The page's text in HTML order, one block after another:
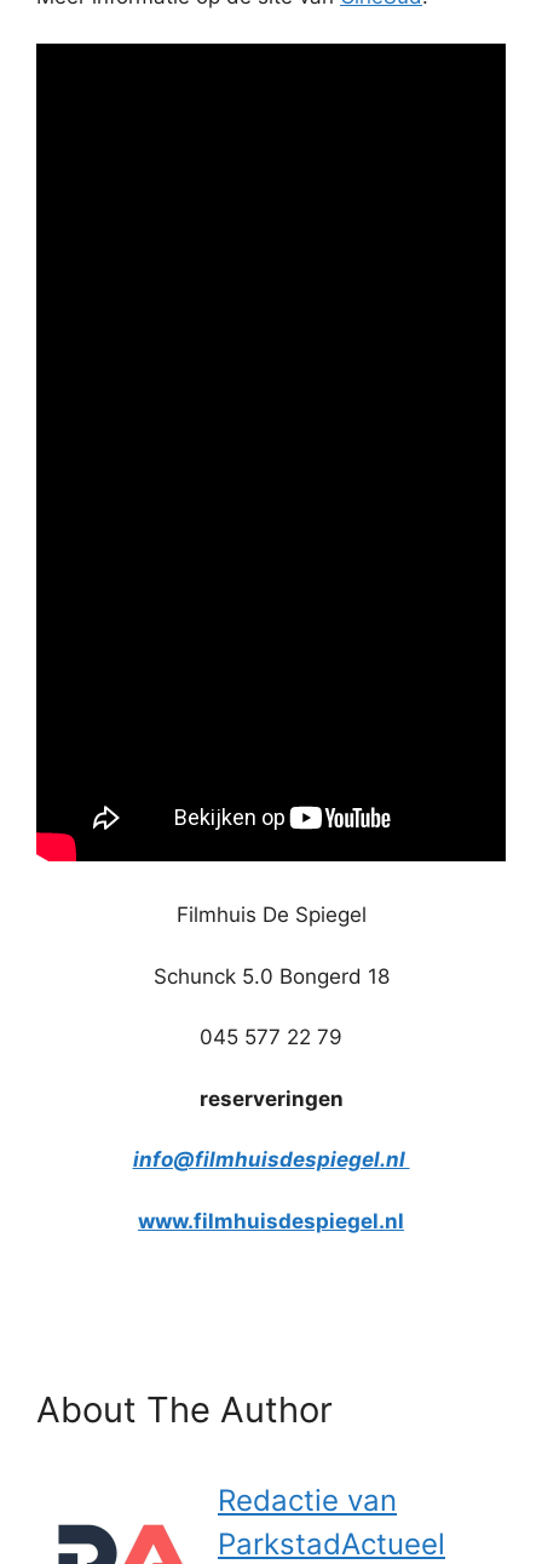
Filmhuis De Spiegel
Schunck 5.0 Bongerd 18
045 577 22 79
reserveringen
info@filmhuisdespiegel.nl
www.filmhuisdespiegel.nl
About The Author
Redactie van
ParkstadActueel